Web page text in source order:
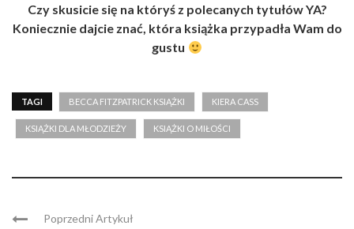
Czy skusicie się na któryś z polecanych tytułów YA?
Koniecznie dajcie znać, która książka przypadła Wam do
gustu
TAGI BECCA FITZPATRICK KSIĄŻKI KIERA CASS
KSIĄŻKI DLA MŁODZIEŻY KSIĄŻKI O MIŁOŚCI
Poprzedni Artykuł